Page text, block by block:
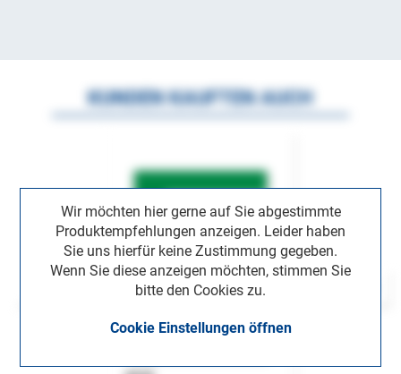
Wir möchten hier gerne auf Sie abgestimmte
Produktempfehlungen anzeigen. Leider haben
Sie uns hierfür keine Zustimmung gegeben.
Wenn Sie diese anzeigen möchten, stimmen Sie
bitte den Cookies zu.
Cookie Einstellungen öffnen
KUNDEN KAUFTEN AUCH